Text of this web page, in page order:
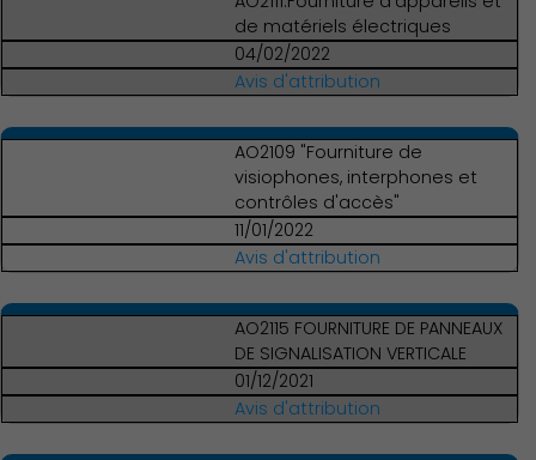
Découvrir Charenton
de matériels électriques
04/02/2022
Avis d'attribution
AO2109 "Fourniture de
visiophones, interphones et
contrôles d'accès"
11/01/2022
Avis d'attribution
AO2115 FOURNITURE DE PANNEAUX
DE SIGNALISATION VERTICALE
01/12/2021
Avis d'attribution